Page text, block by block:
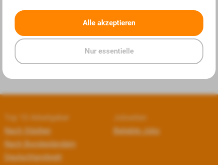
« »
Top 10 Arbeitgeber
Nach Städten
Nach Bundesländern
Deutschlandweit
Jobseiten
Beliebte Jobs
Alle akzeptieren
Nur essentielle